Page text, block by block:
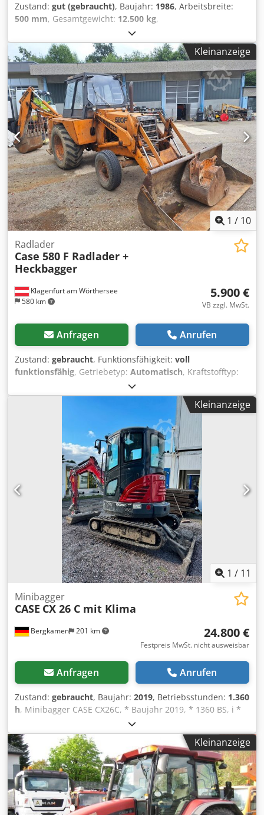
Zustand: gut (gebraucht), Baujahr: 1986, Arbeitsbreite:
500 mm, Gesamtgewicht: 12.500 kg,
Maschinen-/Fahrzeugnummer:
Axialfluss Marke: Case IH Modell: 1660 Csdpjvr Dxpjfx
Ahfsha Jahr: 1987 Betriebsstunden: 3.300 h
Abschnittsbreite: 5,00 m Verschiedene Gerätetypen:
Strohhäcksler, Strohverteiler
Kleinanzeige
1 / 10
Klagenfurt am Wörthersee
580 km
Radlader
Case 580 F Radlader +
Heckbagger
5.900 €
VB zzgl. MwSt.
Anfragen Anrufen
Zustand: gebraucht, Funktionsfähigkeit: voll
funktionsfähig, Getriebetyp: Automatisch, Kraftstofftyp:
7.500 kg
4x2, Erstzulassung:10/1977, Baujahr:1977, Ausstattung:
, Technisch in Ordnung Csdet S Idrepfx Ahfjha
Kleinanzeige
1 / 11
Bergkamen 201 km
Minibagger
CASE CX 26 C mit Klima
24.800 €
Festpreis MwSt. nicht ausweisbar
Anfragen Anrufen
Zustand: gebraucht, Baujahr: 2019, Betriebsstunden: 1.360
h, Minibagger CASE CX26C, * Baujahr 2019, * 1360 BS, i *
Heizung, Csdpfx Ahjurfkcjfjha * Klima, * Gummiketten, *
Planierschild, * Schnellwechsler
Kleinanzeige